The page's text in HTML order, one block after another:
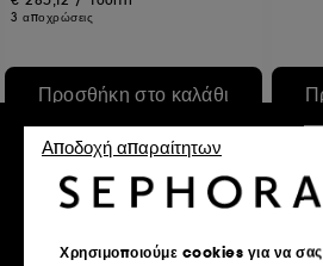
3 αποχρώσεις
Προσθήκη στο καλάθι
Exclusive
Χρησιμοποιούμε cookies για να
Αποδοχή απαραίτητων